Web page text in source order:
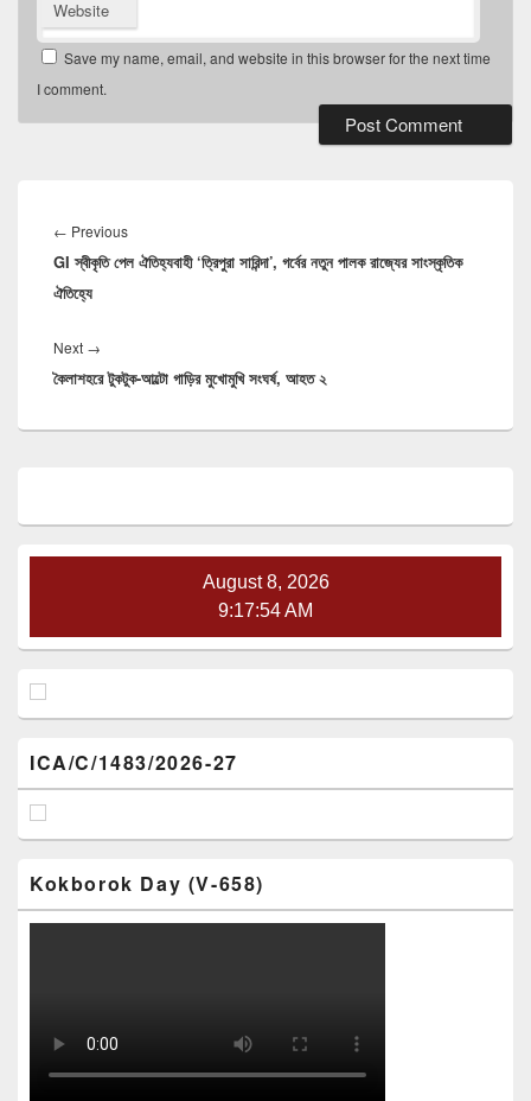
Website
Save my name, email, and website in this browser for the next time
I comment.
navigation
← PreviousPrevious
post:
GI স্বীকৃতি পেল ঐতিহ্যবাহী ‘ত্রিপুরা সারিন্দা’, গর্বের নতুন পালক রাজ্যের সাংস্কৃতিক
ঐতিহ্যে
Next →
post:
কৈলাশহরে টুকটুক-আল্টো গাড়ির মুখোমুখি সংঘর্ষ, আহত ২
Widget
August 8, 2026
9:17:55 AM
ICA/C/1483/2026-27
Kokborok Day (V-658)